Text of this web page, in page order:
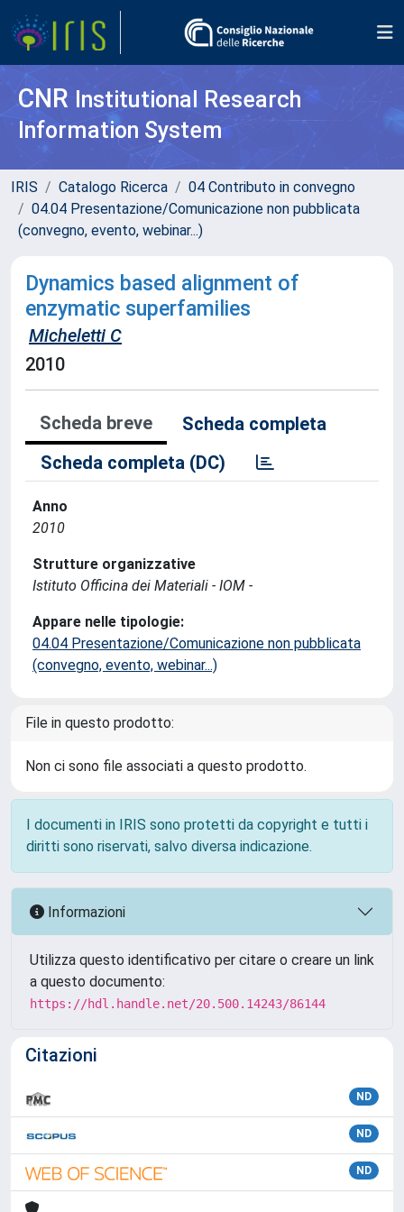
CNR Institutional Research
Information System
IRIS Catalogo Ricerca
04 Contributo in convegno
04.04 Presentazione/Comunicazione non pubblicata
(convegno, evento, webinar...)
Dynamics based alignment of
enzymatic superfamilies
Micheletti C
2010
Scheda breve
Scheda completa
Scheda completa (DC)
Anno
2010
Strutture organizzative
Istituto Officina dei Materiali - IOM -
Appare nelle tipologie:
04.04 Presentazione/Comunicazione non pubblicata
(convegno, evento, webinar...)
File in questo prodotto:
Non ci sono file associati a questo prodotto.
I documenti in IRIS sono protetti da copyright e tutti i
diritti sono riservati, salvo diversa indicazione.
Informazioni
Utilizza questo identificativo per citare o creare un link
a questo documento:
https://hdl.handle.net/20.500.14243/86144
Citazioni
ND
ND
ND